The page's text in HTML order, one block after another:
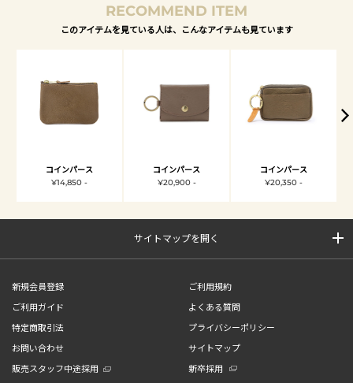
RECOMMEND ITEM
このアイテムを見ている人は、こんなアイテムも見ています
コインパース
¥14,850 -
コインパース
¥20,900 -
コインパース
¥20,350 -
サイトマップを開く
新規会員登録
ご利用規約
ご利用ガイド
よくある質問
特定商取引法
プライバシーポリシー
お問い合わせ
サイトマップ
販売スタッフ中途採用
新卒採用